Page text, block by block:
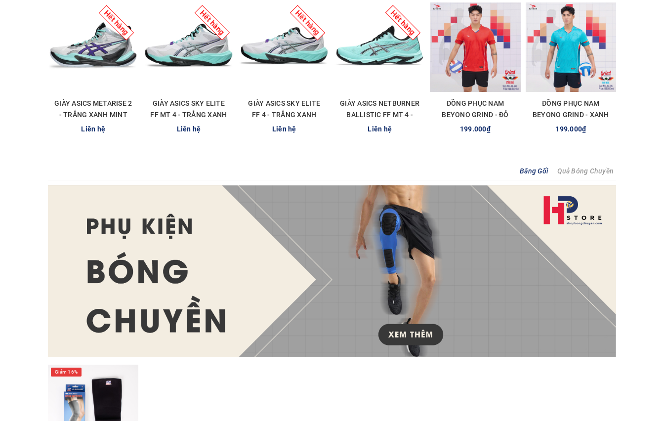
Hết hàng
GIÀY ASICS METARISE 2
- TRẮNG XANH MINT
Liên hệ
Hết hàng
GIÀY ASICS SKY ELITE
FF MT 4 - TRẮNG XANH
MINT
Liên hệ
Hết hàng
GIÀY ASICS SKY ELITE
FF 4 - TRẮNG XANH
MINT
Liên hệ
Hết hàng
GIÀY ASICS NETBURNER
BALLISTIC FF MT 4 -
XANH MINT ĐEN
Liên hệ
ĐỒNG PHỤC NAM
BEYONO GRIND - ĐỎ
199.000₫
ĐỒNG PHỤC NAM
BEYONO GRIND - XANH
NGỌC
199.000₫
Băng Gối
Quả Bóng Chuyền
Giảm 16%